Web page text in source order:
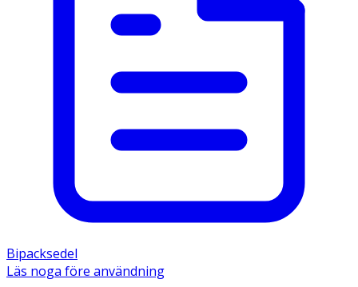
Bipacksedel
Läs noga före användning